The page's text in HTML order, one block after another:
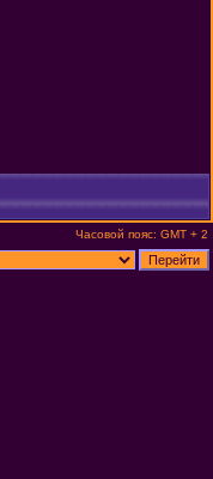
Часовой пояс: GMT + 2